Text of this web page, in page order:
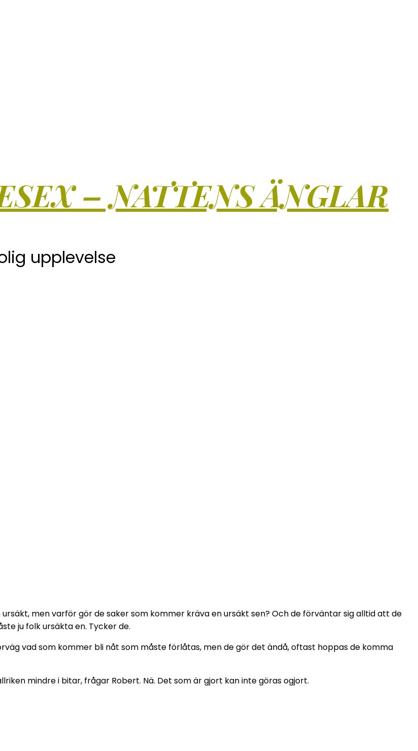
– NATTENS ÄNGLAR
upplevelse
men varför gör de saker som kommer kräva en ursäkt sen? Och de förväntar sig alltid att de
ju folk ursäkta en. Tycker de.
vad som kommer bli nåt som måste förlåtas, men de gör det ändå, oftast hoppas de komma
mindre i bitar, frågar Robert. Nä. Det som är gjort kan inte göras ogjort.